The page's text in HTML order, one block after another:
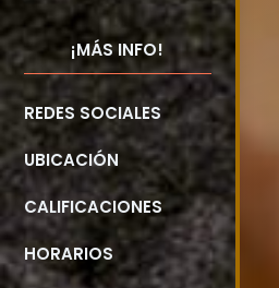
¡MÁS INFO!
REDES SOCIALES
UBICACIÓN
CALIFICACIONES
HORARIOS